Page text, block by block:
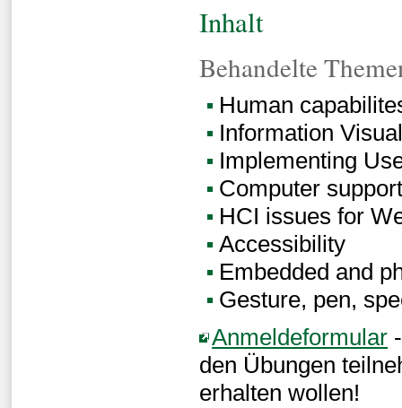
Inhalt
Behandelte
Human
Information
Implementing
Computer
HCI issues for
Accessibility
Embedded and
Gesture, pen,
Anmeldeformular
den Übungen
erhalten wollen!